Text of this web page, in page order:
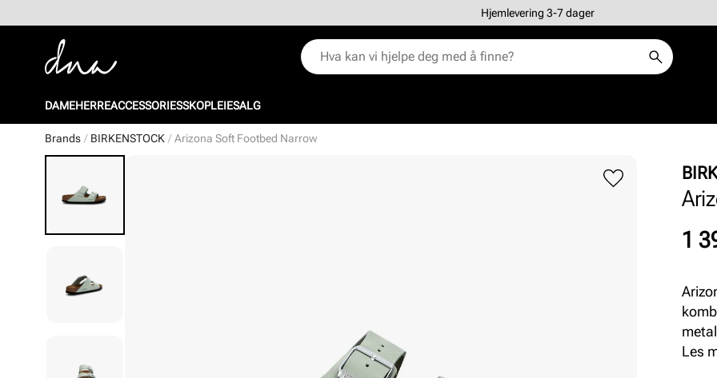
Hjemlevering 3-7 dager
DAMEHERREACCESSORIESSKOPLEIESALG
Brands BIRKENSTOCK Arizona Soft Footbed Narrow
Pris
1
myk
Les